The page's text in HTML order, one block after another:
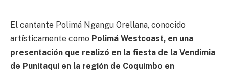
El cantante Polimá Ngangu Orellana, conocido
artísticamente como Polimá Westcoast, en una
presentación que realizó en la fiesta de la Vendimia
de Punitaqui en la región de Coquimbo en